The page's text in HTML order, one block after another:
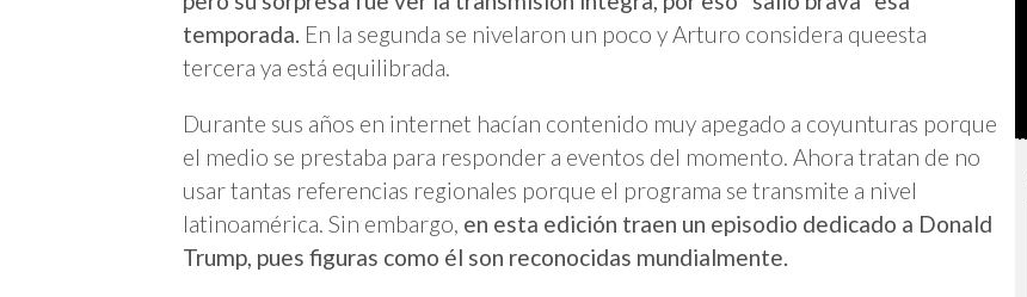
temporada En la segunda se nivelaron un poco y Arturo considera queesta
tercera ya está equilibrada.
Durante sus años en internet hacían contenido muy apegado a coyunturas porque
el medio se prestaba para responder a eventos del momento. Ahora tratan de no
usar tantas referencias regionales porque el programa se transmite a nivel
latinoamérica. Sin embargo, en esta edición traen un episodio dedicado a Donald
Trump, pues figuras como él son reconocidas mundialmente.